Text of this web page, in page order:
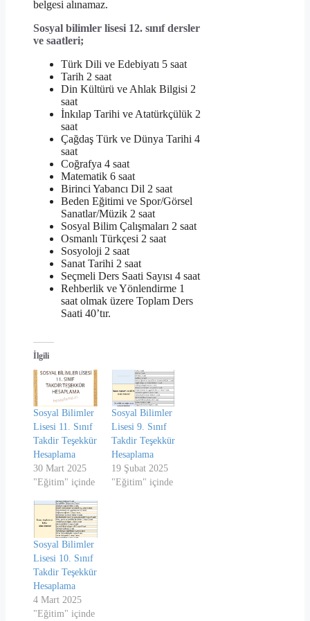
belgesi alınamaz.
Sosyal bilimler lisesi 12. sınıf dersler
ve saatleri;
Türk Dili ve Edebiyatı 5 saat
Tarih 2 saat
Din Kültürü ve Ahlak Bilgisi 2
saat
İnkılap Tarihi ve Atatürkçülük 2
saat
Çağdaş Türk ve Dünya Tarihi 4
saat
Coğrafya 4 saat
Matematik 6 saat
Birinci Yabancı Dil 2 saat
Beden Eğitimi ve Spor/Görsel
Sanatlar/Müzik 2 saat
Sosyal Bilim Çalışmaları 2 saat
Osmanlı Türkçesi 2 saat
Sosyoloji 2 saat
Sanat Tarihi 2 saat
Seçmeli Ders Saati Sayısı 4 saat
Rehberlik ve Yönlendirme 1
saat olmak üzere Toplam Ders
Saati 40’tır.
İlgili
Sosyal Bilimler
Lisesi 11. Sınıf
Takdir Teşekkür
Hesaplama
30 Mart 2025
"Eğitim" içinde
Sosyal Bilimler
Lisesi 9. Sınıf
Takdir Teşekkür
Hesaplama
19 Şubat 2025
"Eğitim" içinde
Sosyal Bilimler
Lisesi 10. Sınıf
Takdir Teşekkür
Hesaplama
4 Mart 2025
"Eğitim" içinde